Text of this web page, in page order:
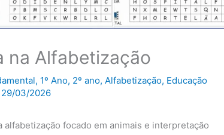
na Alfabetização
, 1º Ano, 2º ano,Alfabetização, Educação
29/03/2026
focado em animais e interpretação